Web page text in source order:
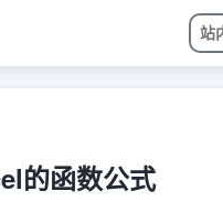
的函数公式